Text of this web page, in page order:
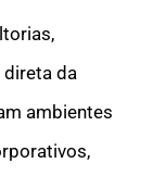
da
ambientes